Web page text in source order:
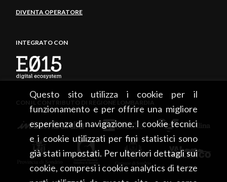
Questo sito utilizza i cookie per il
funzionamento e per offrire una migliore
esperienza di navigazione. I cookie tecnici
e i cookie utilizzati per fini statistici sono
già stati impostati. Per ulteriori dettagli sui
cookie, compresi i cookie analytics di terze
DIVENTA OPERATORE
INTEGRATO CON
CON IL CONTRIBUTO DI REGIONE LOMBARDIA